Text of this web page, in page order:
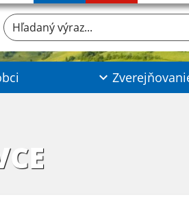
Hľadaný výraz...